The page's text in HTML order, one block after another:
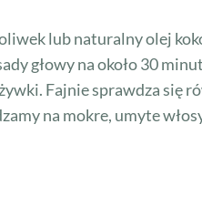
lub naturalny olej
głowy na około 30
Fajnie sprawdza się
na mokre, umyte